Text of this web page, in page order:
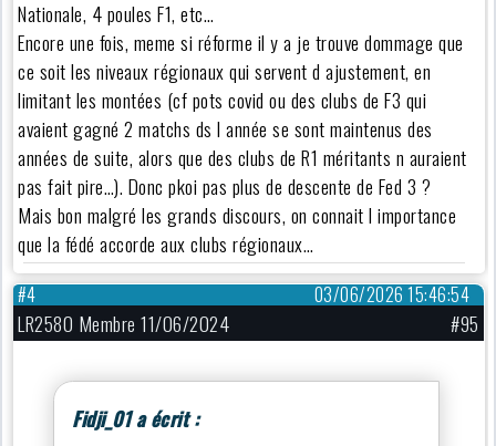
Nationale, 4 poules F1, etc…
Encore une fois, meme si réforme il y a je trouve dommage que
ce soit les niveaux régionaux qui servent d ajustement, en
limitant les montées (cf pots covid ou des clubs de F3 qui
avaient gagné 2 matchs ds l année se sont maintenus des
années de suite, alors que des clubs de R1 méritants n auraient
pas fait pire…). Donc pkoi pas plus de descente de Fed 3 ?
Mais bon malgré les grands discours, on connait l importance
que la fédé accorde aux clubs régionaux…
03/06/2026 15:46:54
#4
LR2580 Membre 11/06/2024 #95
Fidji_01 a écrit :